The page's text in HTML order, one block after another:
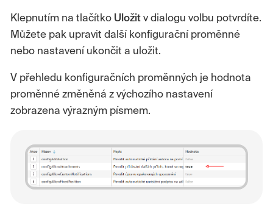
Klepnutím na tlačítko Uložit v dialogu volbu potvrdíte.
Můžete pak upravit další konfigurační proměnné
nebo nastavení ukončit a uložit.
V přehledu konfiguračních proměnných je hodnota
proměnné změněná z výchozího nastavení
zobrazena výrazným písmem.